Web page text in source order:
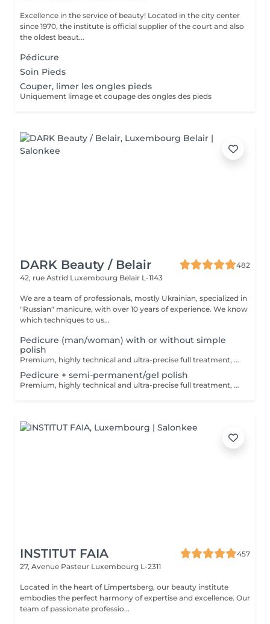
Excellence in the service of beauty! Located in the city center
since 1970, the institute is official supplier of the court and also
the oldest beaut...
Pédicure
Soin Pieds
Couper, limer les ongles pieds
Uniquement limage et coupage des ongles des pieds
DARK Beauty / Belair
482
42, rue Astrid Luxembourg Belair L-1143
We are a team of professionals, mostly Ukrainian, specialized in
"Russian" manicure, with over 10 years of experience. We know
which techniques to us...
Pedicure (man/woman) with or without simple
polish
Premium, highly technical and ultra-precise full treatment, performed mainly with an e-file to achieve a perfectly clean nail contour and apply the polish as close as possible, even slightly under the cuticle. This technique helps visually delay the regrowth by around 10 days. Visual result: -Extremely well-groomed nails, clean contours, flawless shape -Instagram / photo studio effect: neat, precise, with no visible dry skin Service content: -Removal of old semi-permanent and/or gel polish (if needed, please book accordingly this option via this screen) -Very meticulous preparation of the nail plate -Shape and file nails -Gentle cuticle care -Removal of dead skin -Heels are cleaned -Application of a transparent simple polish (if desired) OR application of your own simple polish (if needed, please book accordingly this option via this screen) -Application of cuticle oil and feet cream
Pedicure + semi-permanent/gel polish
Premium, highly technical and ultra-precise full treatment, performed mainly with an e-file to achieve a perfectly clean nail contour and apply the polish as close as possible, even slightly under the cuticle. This technique helps visually delay the regrowth by around 10 days. Visual result: -Extremely well-groomed nails, clean contours, flawless shape -Instagram / photo studio effect: neat, precise, with no visible dry skin A perfect solution for flawless and long-lasting nails: -The average durability is 6 weeks!! Service content: -Removal of old semi-permanent and/or gel polish (if needed, already include in this price/service) -Very meticulous preparation of the nail plate -Shape and file nails -Gentle cuticle care -Removal of dead skin -Heels are cleaned -Application of semi-permanent nail polish -Application of cuticle oil and feet cream Optional : -Price per nail for nail art on up to 5 nails (if so please book "WITH simple design") +3€/nail -Price for simple design (French, Chrome, Baby Boomer, Cat Eyes, Stickers, Foil) 6-10 nails -> +20€ -Price for complex design (3D, Hand drawings, Stamping, French with Chrome, Baby Boomer with Chrome, French with Cat Eyes) 6-10 nails -> +30€ -Price per nail extension/reconstruction, maximum 2 nails (if so please book "WITH extension/reconstruction") +10€/nail
INSTITUT FAIA
457
27, Avenue Pasteur Luxembourg L-2311
Located in the heart of Limpertsberg, our beauty institute
embodies the perfect harmony of expertise and excellence. Our
team of passionate professio...